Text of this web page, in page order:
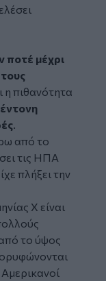
ποτέ μέχρι
πιθανότητα
έντονη
.
από το
τις ΗΠΑ
πλήξει την
Χ είναι
το ύψος